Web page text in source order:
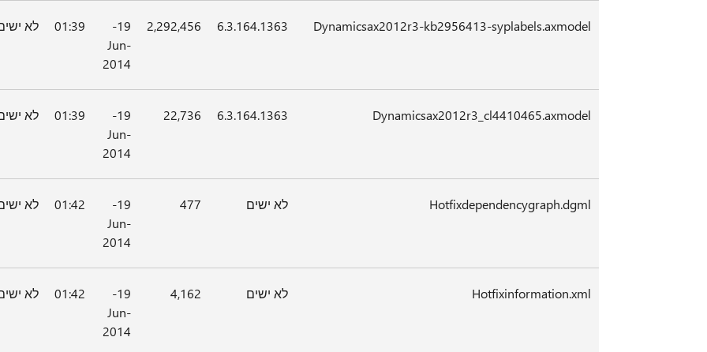
Dynamicsax2012r3-kb2956413-syplabels.axmodel
6.3.164.1363
2,292,456
19-
Jun-
2014
01:39 לא
Dynamicsax2012r3_cl4410465.axmodel
6.3.164.1363
22,736
19-
Jun-
2014
01:39 לא
Hotfixdependencygraph.dgml לא ישים 477
19-
Jun-
2014
01:42 לא
Hotfixinformation.xml לא ישים 4,162
19-
Jun-
2014
01:42 לא